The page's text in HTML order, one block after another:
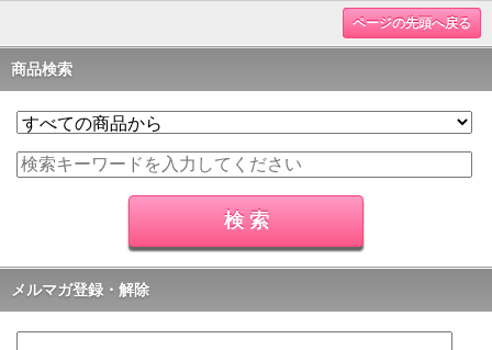
ページの先頭へ戻る
商品検索
メルマガ登録・解除